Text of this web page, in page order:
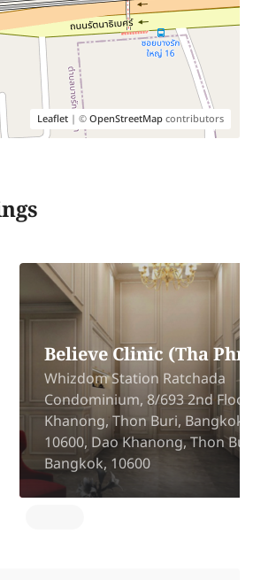
Leaflet | ©OpenStreetMapcontributors
(Tha Phra)
Ratchada
8/693 2nd Floor, Dao
Buri, Bangkok
Thon Buri,